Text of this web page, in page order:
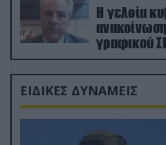
Η γελοία
γραφικού
Ρώσους
ΕΙΔΙΚΕΣ ΔΥΝΑΜΕΙΣ